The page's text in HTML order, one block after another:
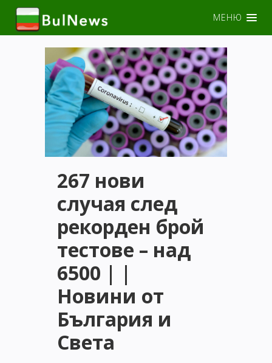
МЕНЮ
267 нови
случая след
рекорден брой
тестове – над
6500 | |
Новини от
България и
Света